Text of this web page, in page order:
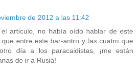
de 2012 a las 11:42
el artículo, no había oído hablar de este
que entre este bar-antro y las cuatro que
día a los paracaidistas, ¡me están
de ir a Rusia!